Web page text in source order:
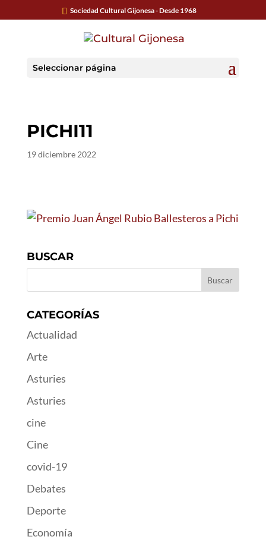
Sociedad Cultural Gijonesa - Desde 1968
Seleccionar página
PICHI11
19 diciembre 2022
BUSCAR
CATEGORÍAS
Actualidad
Arte
Asturies
Asturies
cine
Cine
covid-19
Debates
Deporte
Economía